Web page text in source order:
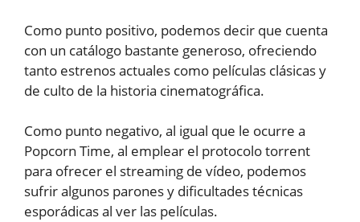
Como punto positivo, podemos decir que cuenta
con un catálogo bastante generoso, ofreciendo
tanto estrenos actuales como películas clásicas y
de culto de la historia cinematográfica.
Como punto negativo, al igual que le ocurre a
Popcorn Time, al emplear el protocolo torrent
para ofrecer el streaming de vídeo, podemos
sufrir algunos parones y dificultades técnicas
esporádicas al ver las películas.